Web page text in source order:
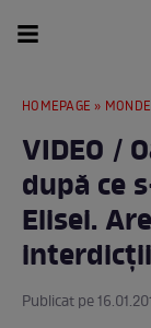
HOMEPAGE »
VIDEO /
după ce
Elisei.
interdicţii
Publicat pe